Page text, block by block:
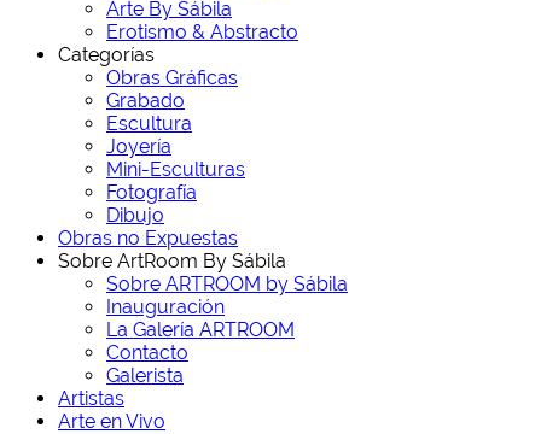
Arte By Sábila
Erotismo & Abstracto
Categorías
Obras Gráficas
Grabado
Escultura
Joyería
Mini-Esculturas
Fotografía
Dibujo
Obras no Expuestas
Sobre ArtRoom By Sábila
Sobre ARTROOM by Sábila
Inauguración
La Galería ARTROOM
Contacto
Galerista
Artistas
Arte en Vivo